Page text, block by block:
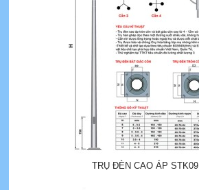
TRỤ ĐÈN CAO ÁP STK09